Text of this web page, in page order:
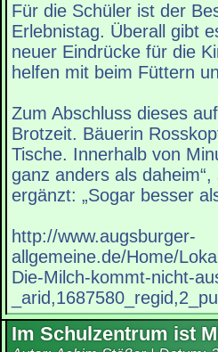
Für die Schüler ist der
Erlebnistag. Überall gibt
neuer Eindrücke für die
helfen mit beim Füttern
Zum Abschluss dieses
Brotzeit. Bäuerin
Tische. Innerhalb von
ganz anders als
ergänzt: „Sogar besser
http://www.augsburger-
allgemeine.de/Home/
Die-Milch-kommt-nicht-
Im Schulzentrum ist